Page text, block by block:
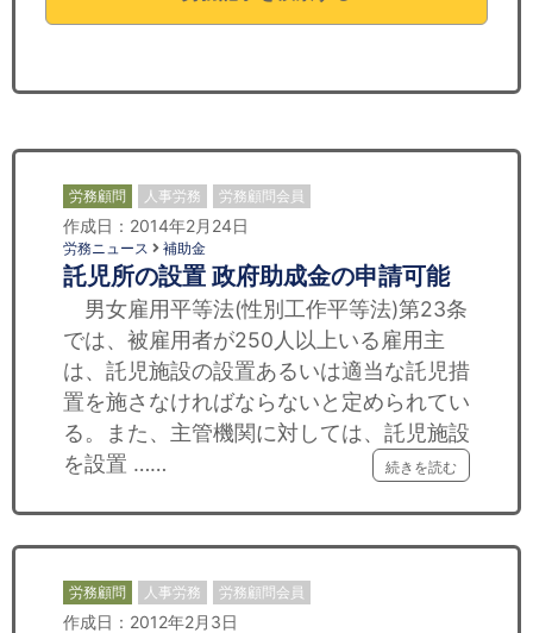
経済ニュース
飲食店情報
労務顧問 人事労務 労務顧問会員
作成日：2014年2月24日
労務ニュース 補助金
託児所の設置 政府助成金の申請可能
男女雇用平等法(性別工作平等法)第23条
では、被雇用者が250人以上いる雇用主
は、託児施設の設置あるいは適当な託児措
置を施さなければならないと定められてい
る。また、主管機関に対しては、託児施設
を設置 ……
続きを読む
労務顧問 人事労務 労務顧問会員
作成日：2012年2月3日